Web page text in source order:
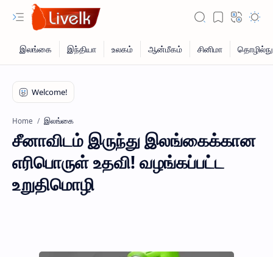
Home இலங்கை
சீனாவிடம் இருந்து இலங்கைக்கான
எரிபொருள் உதவி! வழங்கப்பட்ட
உறுதிமொழி